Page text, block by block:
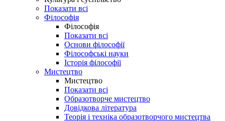
Показати всі
Філософія
Філософія
Показати всі
Основи філософії
Філософські науки
Історія філософії
Мистецтво
Мистецтво
Показати всі
Образотворче мистецтво
Довідкова література
Теорія і техніка образотворчого мистецтва